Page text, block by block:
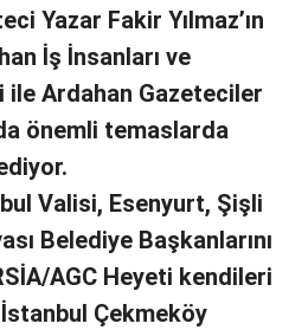
Yazar Fakir Yılmaz’ın
İş İnsanları ve
ile Ardahan Gazeteciler
önemli temaslarda
Valisi, Esenyurt, Şişli
Belediye Başkanlarını
AGC Heyeti kendileri
Çekmeköy